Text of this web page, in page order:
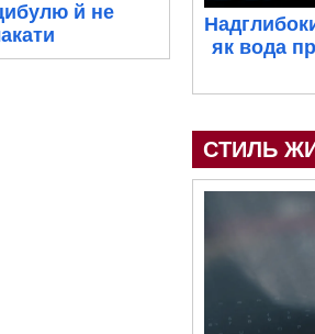
й не
як вода
СТИЛЬ